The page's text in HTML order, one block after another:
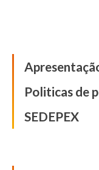
Politicas de
SEDEPEX